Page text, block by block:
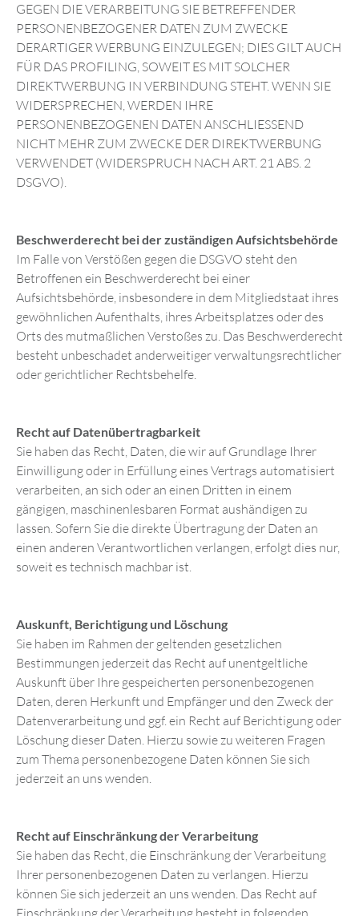
GEGEN DIE VERARBEITUNG SIE BETREFFENDER
PERSONENBEZOGENER DATEN ZUM ZWECKE
DERARTIGER WERBUNG EINZULEGEN; DIES GILT AUCH
FÜR DAS PROFILING, SOWEIT ES MIT SOLCHER
DIREKTWERBUNG IN VERBINDUNG STEHT. WENN SIE
WIDERSPRECHEN, WERDEN IHRE
PERSONENBEZOGENEN DATEN ANSCHLIESSEND
NICHT MEHR ZUM ZWECKE DER DIREKTWERBUNG
VERWENDET (WIDERSPRUCH NACH ART. 21 ABS. 2
DSGVO).
Beschwerderecht bei der zuständigen Aufsichtsbehörde
Im Falle von Verstößen gegen die DSGVO steht den
Betroffenen ein Beschwerderecht bei einer
Aufsichtsbehörde, insbesondere in dem Mitgliedstaat ihres
gewöhnlichen Aufenthalts, ihres Arbeitsplatzes oder des
Orts des mutmaßlichen Verstoßes zu. Das Beschwerderecht
besteht unbeschadet anderweitiger verwaltungsrechtlicher
oder gerichtlicher Rechtsbehelfe.
Recht auf Datenübertragbarkeit
Sie haben das Recht, Daten, die wir auf Grundlage Ihrer
Einwilligung oder in Erfüllung eines Vertrags automatisiert
verarbeiten, an sich oder an einen Dritten in einem
gängigen, maschinenlesbaren Format aushändigen zu
lassen. Sofern Sie die direkte Übertragung der Daten an
einen anderen Verantwortlichen verlangen, erfolgt dies nur,
soweit es technisch machbar ist.
Auskunft, Berichtigung und Löschung
Sie haben im Rahmen der geltenden gesetzlichen
Bestimmungen jederzeit das Recht auf unentgeltliche
Auskunft über Ihre gespeicherten personenbezogenen
Daten, deren Herkunft und Empfänger und den Zweck der
Datenverarbeitung und ggf. ein Recht auf Berichtigung oder
Löschung dieser Daten. Hierzu sowie zu weiteren Fragen
zum Thema personenbezogene Daten können Sie sich
jederzeit an uns wenden.
Recht auf Einschränkung der Verarbeitung
Sie haben das Recht, die Einschränkung der Verarbeitung
Ihrer personenbezogenen Daten zu verlangen. Hierzu
können Sie sich jederzeit an uns wenden. Das Recht auf
Einschränkung der Verarbeitung besteht in folgenden